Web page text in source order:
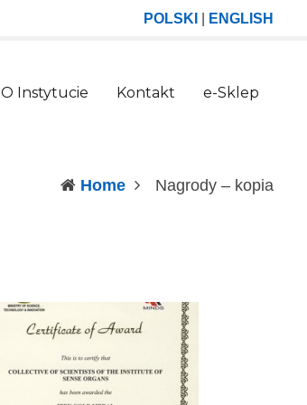
POLSKI | ENGLISH
O Instytucie Kontakt e-Sklep
Home Nagrody – kopia